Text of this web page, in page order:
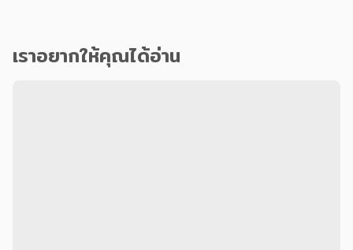
เราอยากให้คุณได้อ่าน